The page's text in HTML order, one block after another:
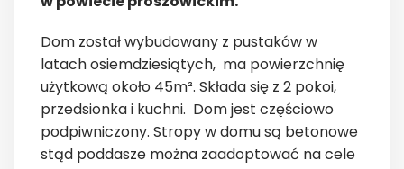
Dom został wybudowany z pustaków w
latach osiemdziesiątych, ma powierzchnię
użytkową około 45m². Składa się z 2 pokoi,
przedsionka i kuchni. Dom jest częściowo
podpiwniczony. Stropy w domu są betonowe
stąd poddasze można zaadoptować na cele